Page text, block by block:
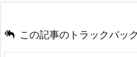
この記事のトラックバッ